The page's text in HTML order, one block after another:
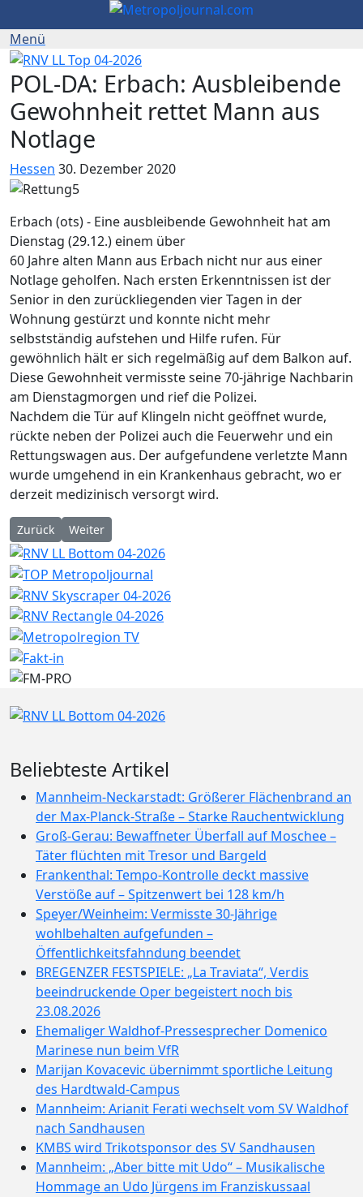
POL-DA: Erbach: Ausbleibende
Gewohnheit rettet Mann aus
Notlage
Hessen 30. Dezember 2020
Erbach (ots) - Eine ausbleibende Gewohnheit hat am
Dienstag (29.12.) einem über
60 Jahre alten Mann aus Erbach nicht nur aus einer
Notlage geholfen. Nach ersten Erkenntnissen ist der
Senior in den zurückliegenden vier Tagen in der
Wohnung gestürzt und konnte nicht mehr
selbstständig aufstehen und Hilfe rufen. Für
gewöhnlich hält er sich regelmäßig auf dem Balkon auf.
Diese Gewohnheit vermisste seine 70-jährige Nachbarin
am Dienstagmorgen und rief die Polizei.
Nachdem die Tür auf Klingeln nicht geöffnet wurde,
rückte neben der Polizei auch die Feuerwehr und ein
Rettungswagen aus. Der aufgefundene verletzte Mann
wurde umgehend in ein Krankenhaus gebracht, wo er
derzeit medizinisch versorgt wird.
Vorheriger Beitrag: POL-DA: Alsbach: Zivilfahndern geht
Zurück Nächster Beitrag: Höchst (ots) - Die Polizei in
Weiter
Beliebteste Artikel
Mannheim-Neckarstadt: Größerer Flächenbrand an
der Max-Planck-Straße – Starke Rauchentwicklung
Groß-Gerau: Bewaffneter Überfall auf Moschee –
Täter flüchten mit Tresor und Bargeld
Frankenthal: Tempo-Kontrolle deckt massive
Verstöße auf – Spitzenwert bei 128 km/h
Speyer/Weinheim: Vermisste 30-Jährige
wohlbehalten aufgefunden –
Öffentlichkeitsfahndung beendet
BREGENZER FESTSPIELE: „La Traviata“, Verdis
beeindruckende Oper begeistert noch bis
23.08.2026
Ehemaliger Waldhof-Pressesprecher Domenico
Marinese nun beim VfR
Marijan Kovacevic übernimmt sportliche Leitung
des Hardtwald-Campus
Mannheim: Arianit Ferati wechselt vom SV Waldhof
nach Sandhausen
KMBS wird Trikotsponsor des SV Sandhausen
Mannheim: „Aber bitte mit Udo“ – Musikalische
Hommage an Udo Jürgens im Franziskussaal